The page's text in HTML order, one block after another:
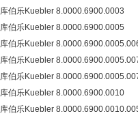
库伯乐Kuebler 8.0000.6900.0003
库伯乐Kuebler 8.0000.6900.0005
库伯乐Kuebler
库伯乐Kuebler
库伯乐Kuebler
库伯乐Kuebler 8.0000.6900.0010
库伯乐Kuebler